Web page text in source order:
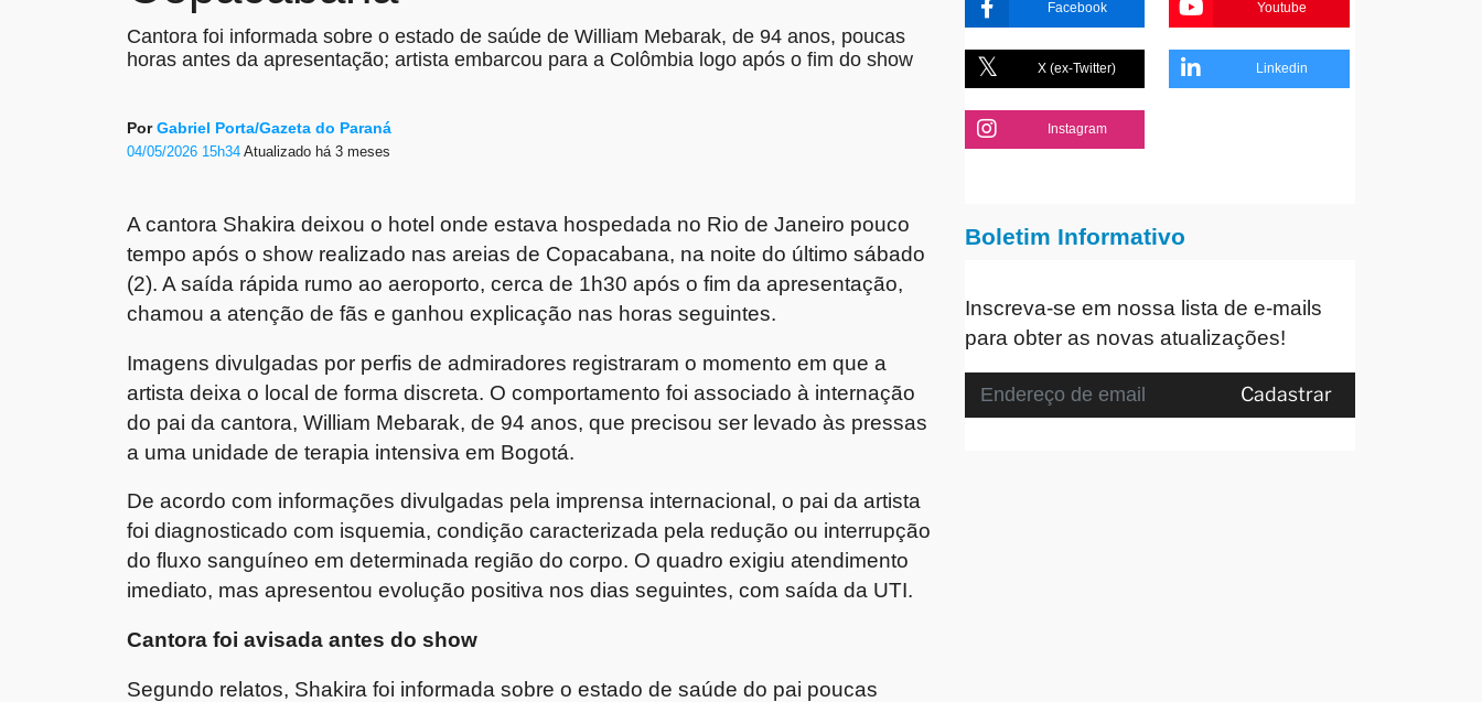
Cantora foi informada sobre o estado de saúde de William Mebarak, de 94 anos, poucas
horas antes da apresentação; artista embarcou para a Colômbia logo após o fim do show
PorGabriel Porta/Gazeta do Paraná
04/05/2026 15h34Atualizado há 3 meses
A cantora Shakira deixou o hotel onde estava hospedada no Rio de Janeiro pouco
tempo após o show realizado nas areias de Copacabana, na noite do último sábado
(2). A saída rápida rumo ao aeroporto, cerca de 1h30 após o fim da apresentação,
chamou a atenção de fãs e ganhou explicação nas horas seguintes.
Imagens divulgadas por perfis de admiradores registraram o momento em que a
artista deixa o local de forma discreta. O comportamento foi associado à internação
do pai da cantora, William Mebarak, de 94 anos, que precisou ser levado às pressas
a uma unidade de terapia intensiva em Bogotá.
De acordo com informações divulgadas pela imprensa internacional, o pai da artista
foi diagnosticado com isquemia, condição caracterizada pela redução ou interrupção
do fluxo sanguíneo em determinada região do corpo. O quadro exigiu atendimento
imediato, mas apresentou evolução positiva nos dias seguintes, com saída da UTI.
Cantora foi avisada antes do show
Segundo relatos, Shakira foi informada sobre o estado de saúde do pai poucas
Facebook Youtube
X (ex-Twitter) Linkedin
Instagram
Boletim Informativo
Inscreva-se em nossa lista de e-mails
para obter as novas atualizações!
Cadastrar